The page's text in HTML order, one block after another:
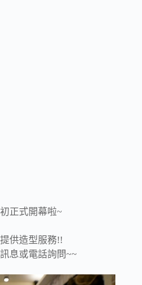
正式開幕啦~
供造型服務!!
息或電話詢問~~